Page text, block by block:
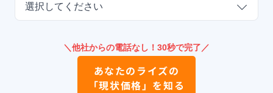
選択してください
＼他社からの電話なし！30秒で完了／
あなたの ライズの
「現状価格」を知る